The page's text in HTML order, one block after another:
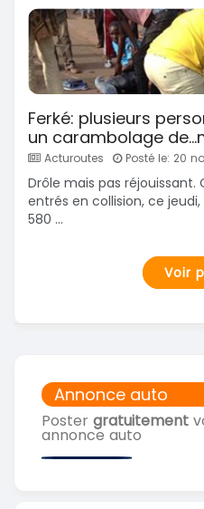
Annonce auto
Poster gratuitement
annonce auto
Ferké: plusieurs
un carambolage
Acturoutes Posté le: 20
Drôle mais pas
entrés en collision, ce
580 ...
Voir